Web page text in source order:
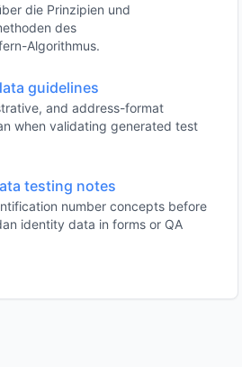
die Prinzipien und
des
Algorithmus.
guidelines
and address-format
when validating generated test
testing notes
number concepts before
identity data in forms or QA